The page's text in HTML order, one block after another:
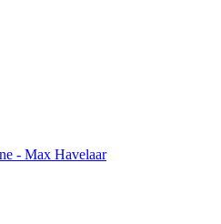
- Max Havelaar